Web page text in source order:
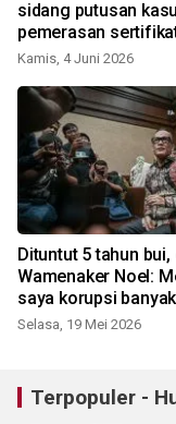
sidang putusan
pemerasan
Kamis, 4 Juni 2026
Dituntut 5 tahun bui,
Wamenaker Noel:
saya korupsi banyak
Selasa, 19 Mei 2026
Terpopuler -